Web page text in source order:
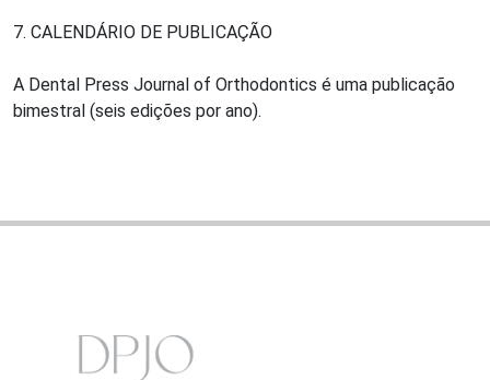
7. CALENDÁRIO DE PUBLICAÇÃO
A Dental Press Journal of Orthodontics é uma publicação
bimestral (seis edições por ano).